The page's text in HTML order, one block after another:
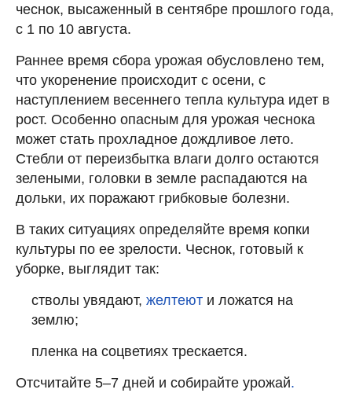
чеснок, высаженный в сентябре прошлого года,
с 1 по 10 августа.
Раннее время сбора урожая обусловлено тем,
что укоренение происходит с осени, с
наступлением весеннего тепла культура идет в
рост. Особенно опасным для урожая чеснока
может стать прохладное дождливое лето.
Стебли от переизбытка влаги долго остаются
зелеными, головки в земле распадаются на
дольки, их поражают грибковые болезни.
В таких ситуациях определяйте время копки
культуры по ее зрелости. Чеснок, готовый к
уборке, выглядит так:
стволы увядают, желтеют и ложатся на
землю;
пленка на соцветиях трескается.
Отсчитайте 5–7 дней и собирайте урожай.